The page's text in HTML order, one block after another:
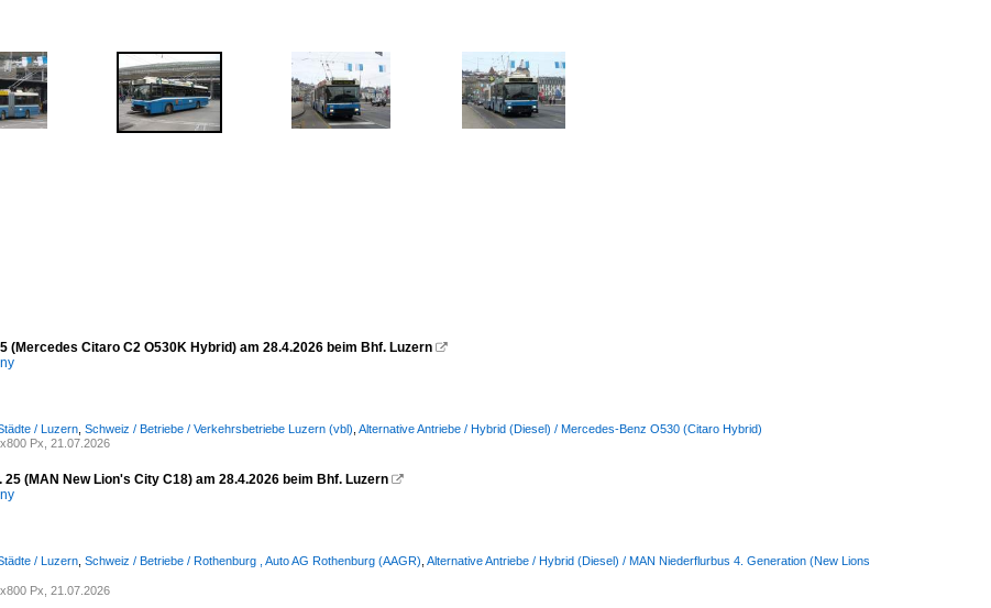
(Mercedes Citaro C2 O530K Hybrid) am 28.4.2026 beim Bhf. Luzern 
/ Luzern Schweiz / Betriebe / Verkehrsbetriebe Luzern (vbl) Alternative Antriebe / Hybrid (Diesel) / Mercedes-Benz O530 (Citaro Hybrid)
Px, 21.07.2026
25 (MAN New Lion's City C18) am 28.4.2026 beim Bhf. Luzern 
/ Luzern Schweiz / Betriebe / Rothenburg , Auto AG Rothenburg (AAGR) Alternative Antriebe / Hybrid (Diesel) / MAN Niederflurbus 4. Generation (New Lions
Px, 21.07.2026